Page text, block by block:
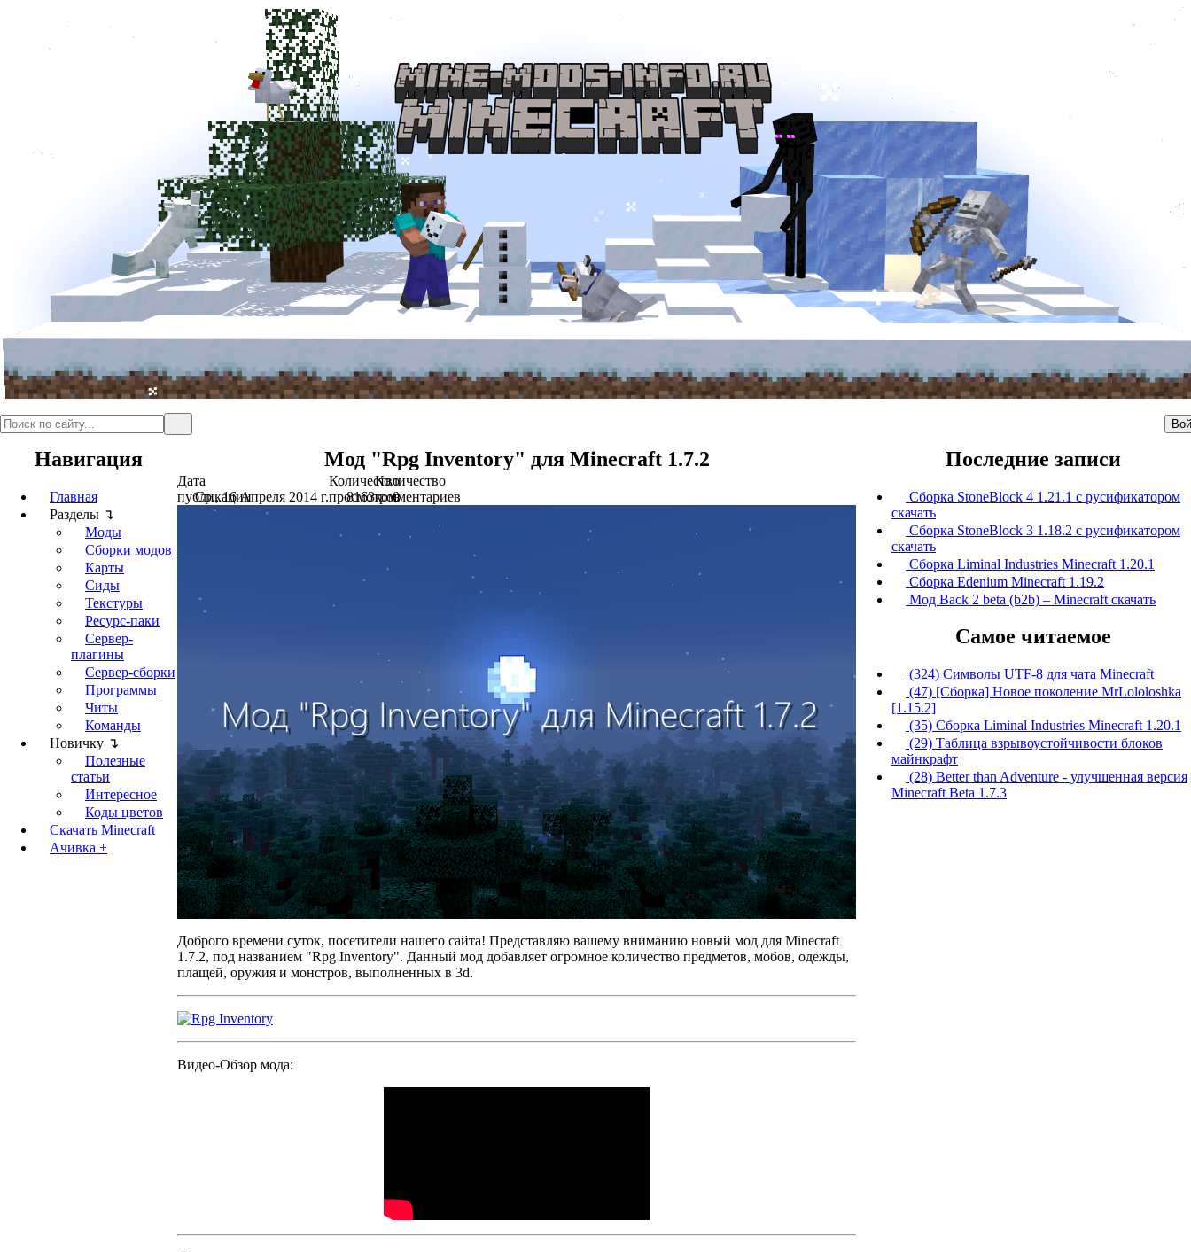
Навигация
Главная
Разделы ↴
Моды
Сборки модов
Карты
Сиды
Текстуры
Ресурс-паки
Сервер-
плагины
Сервер-сборки
Программы
Читы
Команды
Новичку ↴
Полезные
статьи
Интересное
Коды цветов
Скачать Minecraft
Ачивка +
Мод "Rpg Inventory" для Minecraft 1.7.2
Дата
публикации
Ср., 16 Апреля 2014 г.
Количество
просмотров
8163
Количество
комментариев
0
Доброго времени суток, посетители нашего сайта! Представляю вашему вниманию новый мод для Minecraft
1.7.2, под названием "Rpg Inventory". Данный мод добавляет огромное количество предметов, мобов, одежды,
плащей, оружия и монстров, выполненных в 3d.
Видео-Обзор мода:
Последние записи
Сборка StoneBlock 4 1.21.1 с русификатором
скачать
Сборка StoneBlock 3 1.18.2 с русификатором
скачать
Сборка Liminal Industries Minecraft 1.20.1
Сборка Edenium Minecraft 1.19.2
Мод Back 2 beta (b2b) – Minecraft скачать
Самое читаемое
(324) Символы UTF-8 для чата Minecraft
(47) [Сборка] Новое поколение MrLololoshka
[1.15.2]
(35) Сборка Liminal Industries Minecraft 1.20.1
(29) Таблица взрывоустойчивости блоков
майнкрафт
(28) Better than Adventure - улучшенная версия
Minecraft Beta 1.7.3